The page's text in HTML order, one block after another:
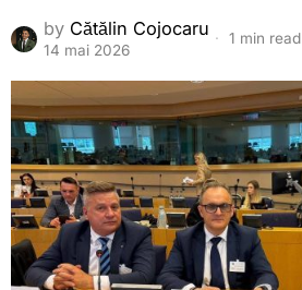
by Cătălin Cojocaru
14 mai 2026
1 min read